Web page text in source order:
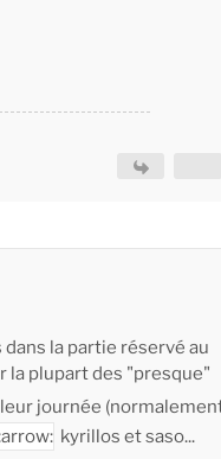
la partie réservé au
la plupart des "presque"
journée
kyrillos et saso...